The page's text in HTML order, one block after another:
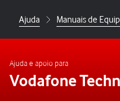
Ajuda Manuais de
Ajuda e apoio para
Vodafone